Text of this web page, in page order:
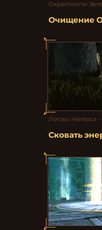
Окрестности
Очищение
Логово Метеоса
Сковать